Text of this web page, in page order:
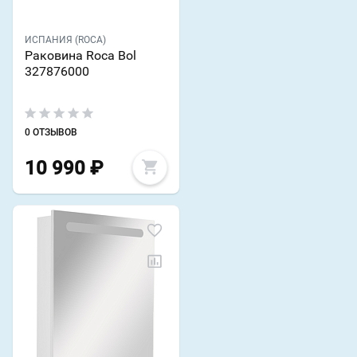
ИСПАНИЯ (ROCA)
Раковина Roca Bol
327876000
0 ОТЗЫВОВ
10 990 ₽